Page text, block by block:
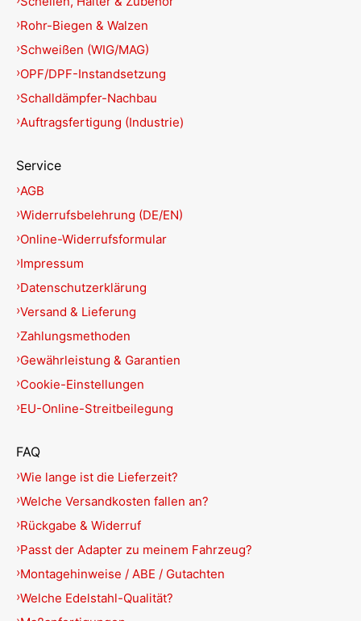
Rohr-Biegen & Walzen
Schweißen (WIG/MAG)
OPF/DPF-Instandsetzung
Schalldämpfer-Nachbau
Auftragsfertigung (Industrie)
Service
AGB
Widerrufsbelehrung (DE/EN)
Online-Widerrufsformular
Impressum
Datenschutzerklärung
Versand & Lieferung
Zahlungsmethoden
Gewährleistung & Garantien
Cookie-Einstellungen
EU-Online-Streitbeilegung
FAQ
Wie lange ist die Lieferzeit?
Welche Versandkosten fallen an?
Rückgabe & Widerruf
Passt der Adapter zu meinem Fahrzeug?
Montagehinweise / ABE / Gutachten
Welche Edelstahl-Qualität?